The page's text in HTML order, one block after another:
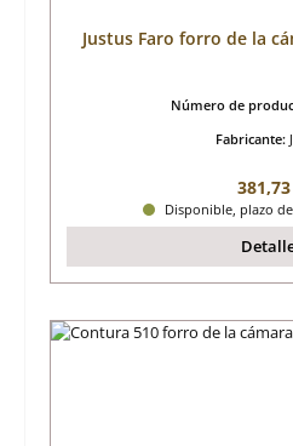
Justus Faro forro de la
Número de
Fabricante:
Precio
Disponible, plazo